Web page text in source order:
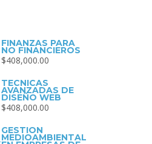
FINANZAS PARA
NO FINANCIEROS
$408,000.00
TÉCNICAS
AVANZADAS DE
DISEÑO WEB
$408,000.00
GESTIÓN
MEDIOAMBIENTAL